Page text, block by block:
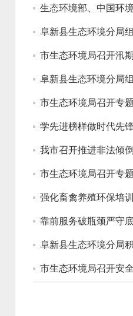
生态环境部、中国环
阜新县生态环境分局
市生态环境局召开汛
阜新县生态环境分局
市生态环境局召开专
学先进榜样做时代先锋
我市召开推进非法倾
市生态环境局召开专
强化畜禽养殖环保培
靠前服务破瓶颈严守
阜新县生态环境分局
市生态环境局召开安